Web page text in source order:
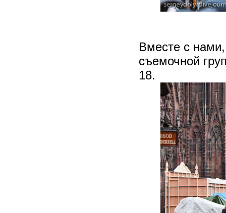
Вместе с
съемочной
18.